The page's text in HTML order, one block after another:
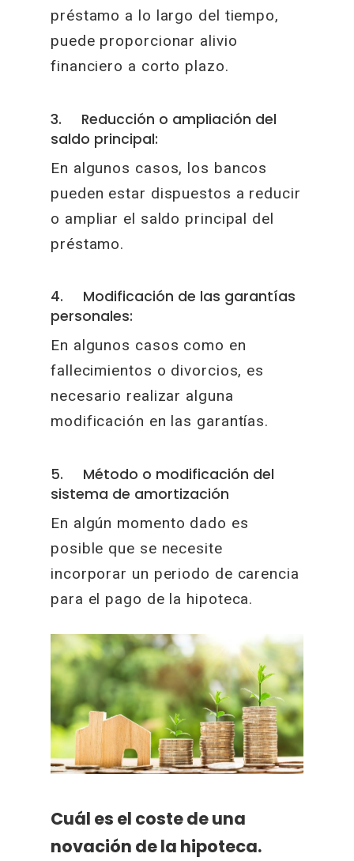
préstamo a lo largo del tiempo,
puede proporcionar alivio
financiero a corto plazo.
3. Reducción o ampliación del
saldo principal:
En algunos casos, los bancos
pueden estar dispuestos a reducir
o ampliar el saldo principal del
préstamo.
4. Modificación de las garantías
personales:
En algunos casos como en
fallecimientos o divorcios, es
necesario realizar alguna
modificación en las garantías.
5. Método o modificación del
sistema de amortización
En algún momento dado es
posible que se necesite
incorporar un periodo de carencia
para el pago de la hipoteca.
Cuál es el coste de una
novación de la hipoteca.